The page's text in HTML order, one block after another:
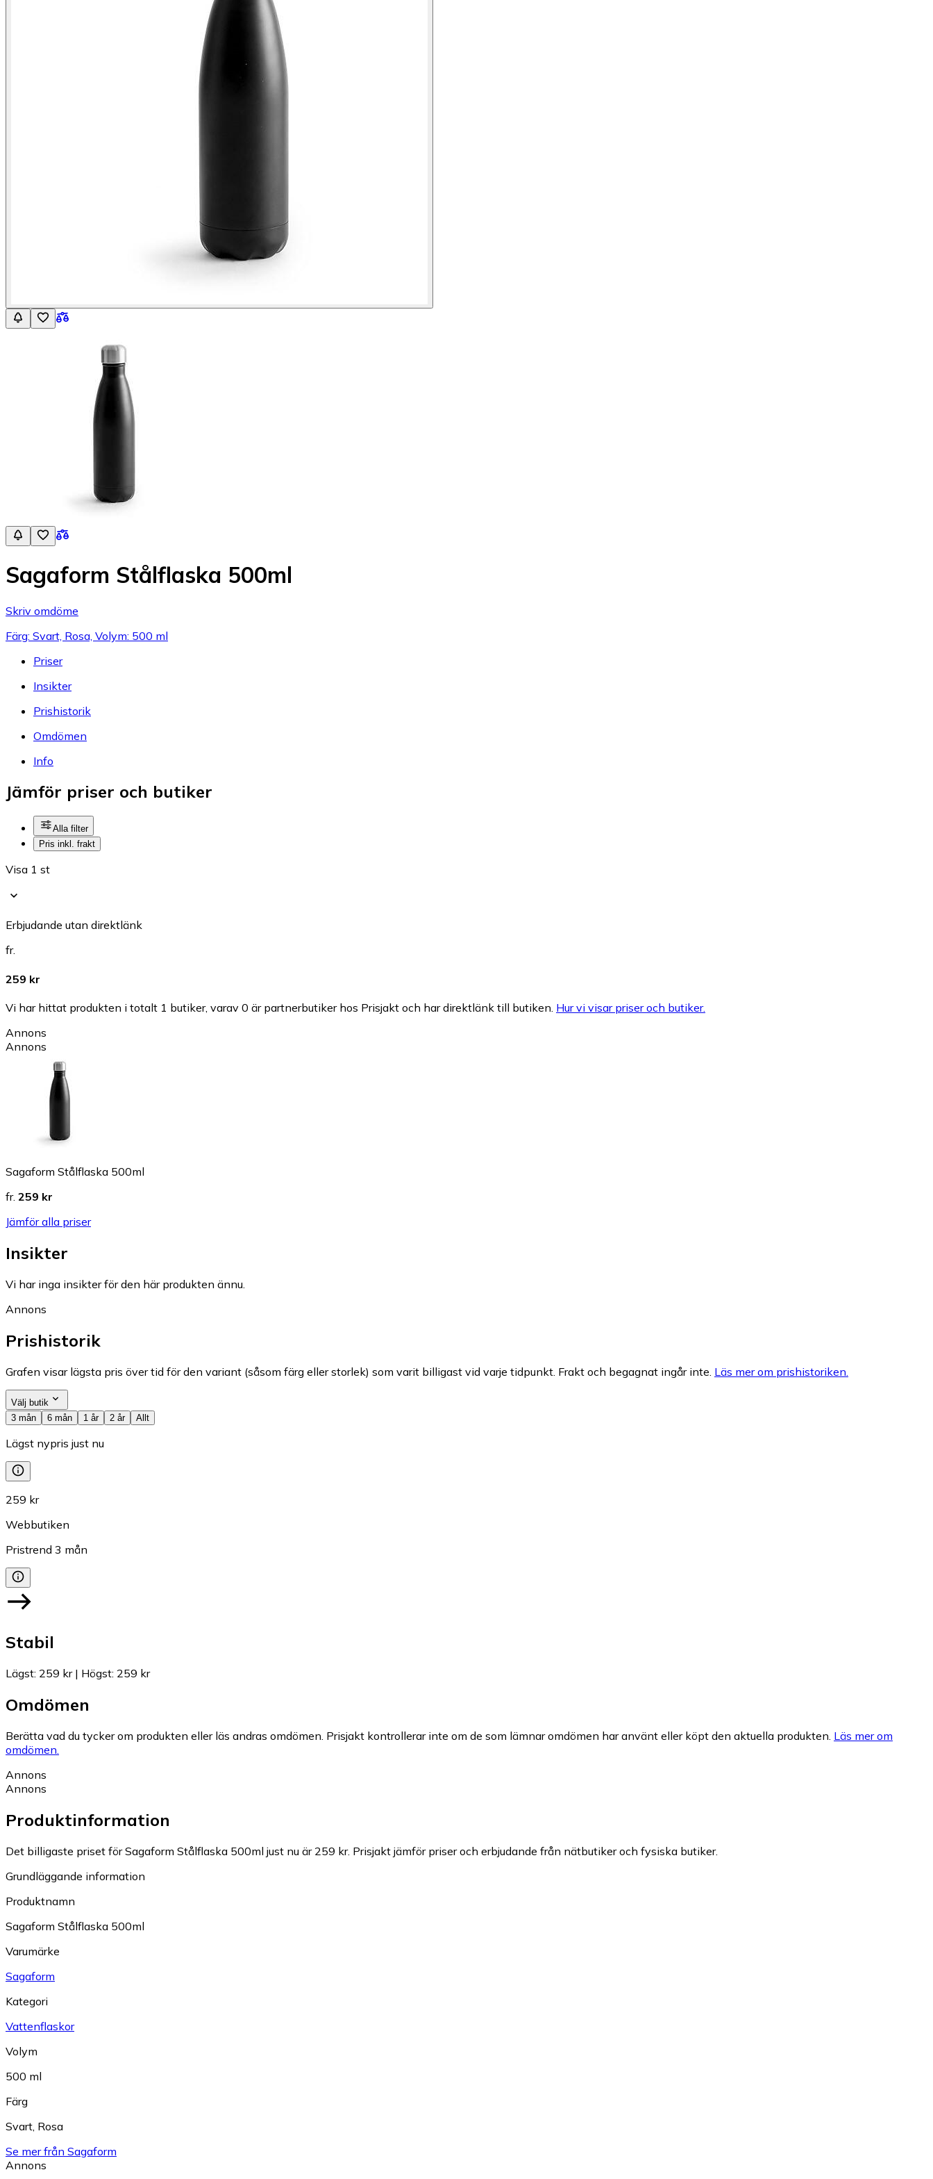
Sagaform Stålflaska 500ml
Skriv omdöme
Färg: Svart, Rosa, Volym: 500 ml
Priser
Insikter
Prishistorik
Omdömen
Info
Jämför priser och butiker
Alla filter
Pris inkl. frakt
Visa 1 st
Erbjudande utan direktlänk
fr.
259 kr
Vi har hittat produkten i totalt 1 butiker, varav 0 är partnerbutiker hos Prisjakt och har direktlänk till butiken. Hur vi visar priser och butiker.
Annons
Annons
Sagaform Stålflaska 500ml
fr. 259 kr
Jämför alla priser
Insikter
Vi har inga insikter för den här produkten ännu.
Annons
Prishistorik
Grafen visar lägsta pris över tid för den variant (såsom färg eller storlek) som varit billigast vid varje tidpunkt. Frakt och begagnat ingår inte. Läs mer om prishistoriken.
Välj butik
3 mån
6 mån 1 år 2 år Allt
Lägst nypris just nu
259 kr
Webbutiken
Pristrend 3 mån
Stabil
Lägst: 259 kr| Högst: 259 kr
Omdömen
Berätta vad du tycker om produkten eller läs andras omdömen. Prisjakt kontrollerar inte om de som lämnar omdömen har använt eller köpt den aktuella produkten. Läs mer om
omdömen.
Annons
Annons
Produktinformation
Det billigaste priset för Sagaform Stålflaska 500ml just nu är 259 kr. Prisjakt jämför priser och erbjudande från nätbutiker och fysiska butiker.
Grundläggande information
Produktnamn
Sagaform Stålflaska 500ml
Varumärke
Sagaform
Kategori
Vattenflaskor
Volym
500 ml
Färg
Svart Rosa
Se mer från Sagaform
Annons